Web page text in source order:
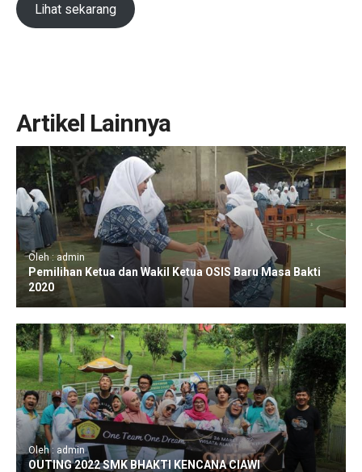
Lihat sekarang
Artikel Lainnya
Oleh : admin
Pemilihan Ketua dan Wakil Ketua OSIS Baru Masa Bakti
2020
Oleh : admin
OUTING 2022 SMK BHAKTI KENCANA CIAWI